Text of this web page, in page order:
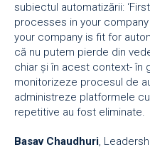
subiectul automatizării:
processes in your
your company is fit for
că nu putem pierde din
chiar şi în acest context- în
monitorizeze procesul de
administreze platformele
repetitive au fost eliminate.
Basav Chaudhuri,